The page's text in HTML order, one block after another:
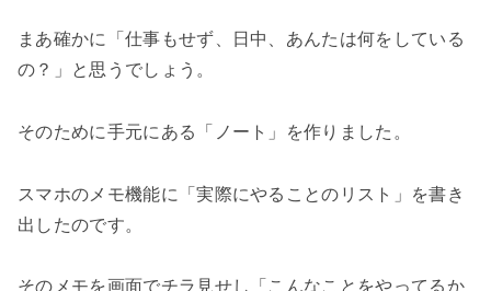
まあ確かに「仕事もせず、日中、あんたは何をしている
の？」と思うでしょう。
そのために手元にある「ノート」を作りました。
スマホのメモ機能に「実際にやることのリスト」を書き
出したのです。
そのメモを画面でチラ見せし「こんなことをやってるか